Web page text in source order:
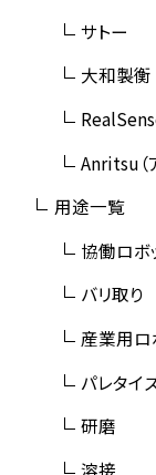
サトー
大和製衡
Anritsu（
用途一覧
協働ロボ
バリ取り
産業用ロ
パレタイ
研磨
溶接